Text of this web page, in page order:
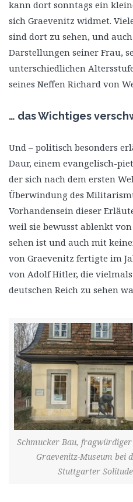
kann dort sonntags ein
sich Graevenitz widmet.
sind dort zu sehen, und
Darstellungen seiner Frau,
unterschiedlichen
seines Neffen Richard von
… das Wichtiges
Und – politisch besonders
Daur, einem evangelisch-
der sich nach dem ersten
Überwindung des
Vorhandensein dieser
weil sie bewusst ablenkt
sehen ist und auch mit
von Graevenitz fertigte im
von Adolf Hitler, die
deutschen Reich zu sehen
Schmucker Bau,
Graevenitz-Museum bei
Stuttgarter